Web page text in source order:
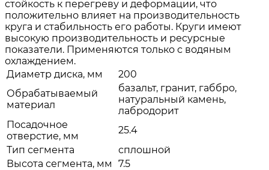
стойкость к перегреву и деформации, что
положительно влияет на производительность
круга и стабильность его работы. Круги имеют
высокую производительность и ресурсные
показатели. Применяются только с водяным
охлаждением.
Диаметр диска, мм
200
Обрабатываемый
материал
базальт, гранит, габбро,
натуральный камень,
лабродорит
Посадочное
отверстие, мм
25.4
Тип сегмента
сплошной
Высота сегмента, мм
7.5